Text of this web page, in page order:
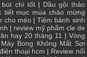
bút chì tốt| Dầu gội thảo
tiết mục múa chào mừng
cho mèo|Tiệm bánh sinh
| review mỹ phẩm cle de
hay 20 tháng 11 | Vòng
Bong Không Mất Sợi
thoại hcm | Review nối